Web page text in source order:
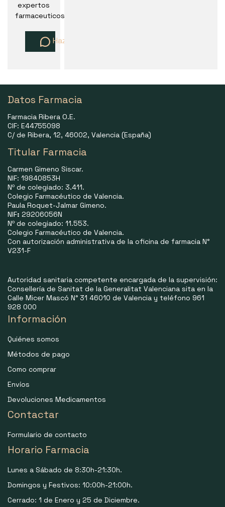
expertos
farmaceuticos
Haz una pregunta
Datos Farmacia
Farmacia Ribera O.E.
CIF: E44755098
C/ de Ribera, 12, 46002, Valencia (España)
Titular Farmacia
Carmen Gimeno Siscar.
NIF: 19840853H
Nº de colegiado: 3.411.
Colegio Farmacéutico de Valencia.
Paula Roquet-Jalmar Gimeno.
NIF: 29206056N
Nº de colegiado: 11.553.
Colegio Farmacéutico de Valencia.
Con autorización administrativa de la oficina de farmacia N°
V231-F
Autoridad sanitaria competente encargada de la supervisión:
Consellería de Sanitat de la Generalitat Valenciana sita en la
Calle Micer Mascó N° 31 46010 de Valencia y teléfono 961
928 000
Información
Quiénes somos
Métodos de pago
Como comprar
Envíos
Devoluciones Medicamentos
Contactar
Formulario de contacto
Horario Farmacia
Lunes a Sábado de 8:30h-21:30h.
Domingos y Festivos: 10:00h-21:00h.
Cerrado: 1 de Enero y 25 de Diciembre.